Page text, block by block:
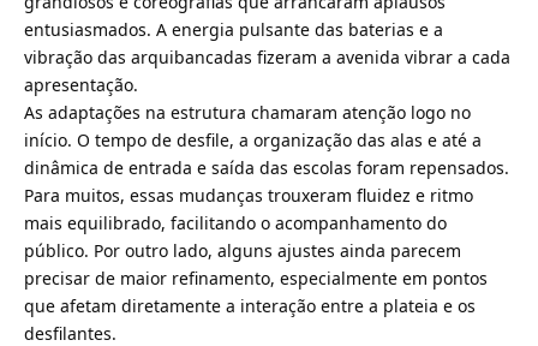
entusiasmados. A energia pulsante das baterias e a
vibração das arquibancadas fizeram a avenida vibrar a cada
apresentação.
As adaptações na estrutura chamaram atenção logo no
início. O tempo de desfile, a organização das alas e até a
dinâmica de entrada e saída das escolas foram repensados.
Para muitos, essas mudanças trouxeram fluidez e ritmo
mais equilibrado, facilitando o acompanhamento do
público. Por outro lado, alguns ajustes ainda parecem
precisar de maior refinamento, especialmente em pontos
que afetam diretamente a interação entre a plateia e os
desfilantes.